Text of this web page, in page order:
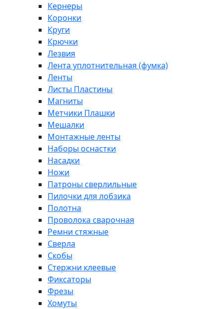
Кернеры
Коронки
Круги
Крючки
Лезвия
Лента уплотнительная (фумка)
Ленты
Листы Пластины
Магниты
Метчики Плашки
Мешалки
Монтажные ленты
Наборы оснастки
Насадки
Ножи
Патроны сверлильные
Пилочки для лобзика
Полотна
Проволока сварочная
Ремни стяжные
Сверла
Скобы
Стержни клеевые
Фиксаторы
Фрезы
Хомуты